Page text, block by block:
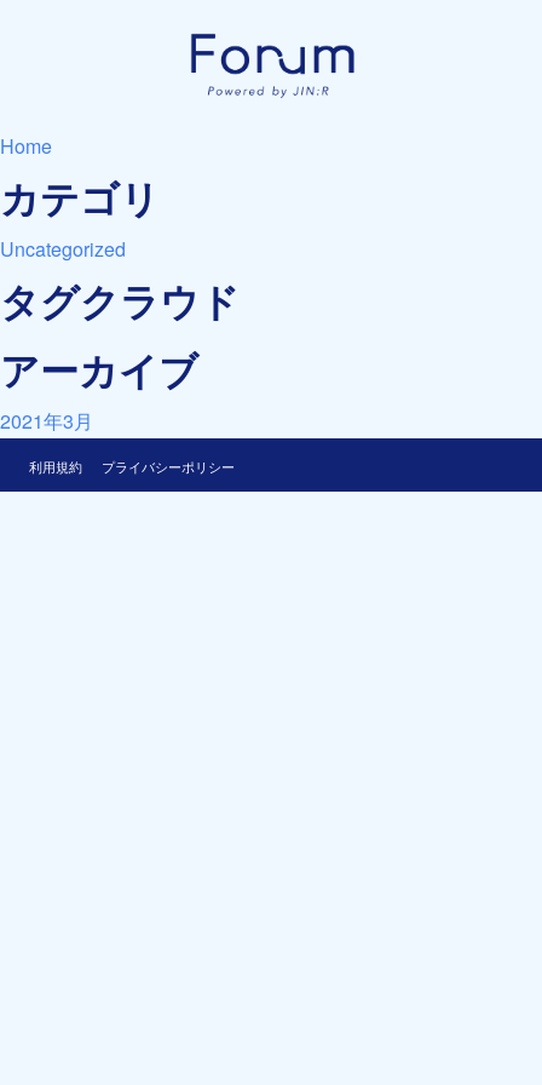
Home
カテゴリ
Uncategorized
タグクラウド
アーカイブ
2021年3月
利用規約 プライバシーポリシー